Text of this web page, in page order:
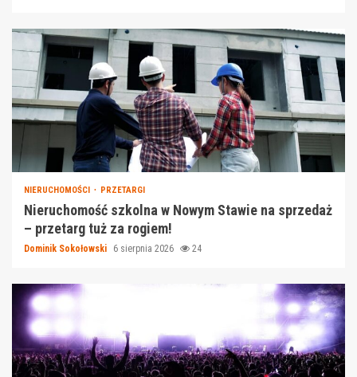
NIERUCHOMOŚCI PRZETARGI
Nieruchomość szkolna w Nowym Stawie na sprzedaż
– przetarg tuż za rogiem!
Dominik Sokołowski 6 sierpnia 2026 24